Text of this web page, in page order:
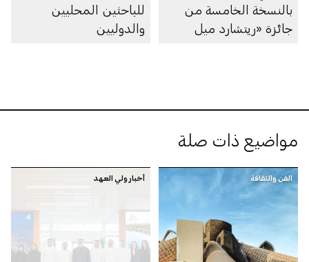
بالنسخة الخامسة من
جائزة «ريتشارد ميل
للباحثين المحليين
والدوليين
مواضيع ذات صلة
الفن والثقافة أخبار ولي العهد